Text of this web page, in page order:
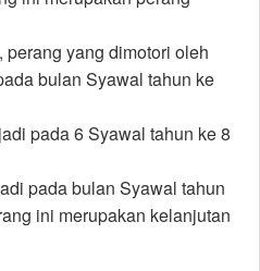
yang dimotori oleh
bulan Syawal tahun ke
pada 6 Syawal tahun ke 8
pada bulan Syawal tahun
ini merupakan kelanjutan